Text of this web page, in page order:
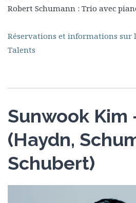
Robert Schumann : Trio avec
Réservations et informations sur
Talents
Sunwook Kim
(Haydn,
Schubert)